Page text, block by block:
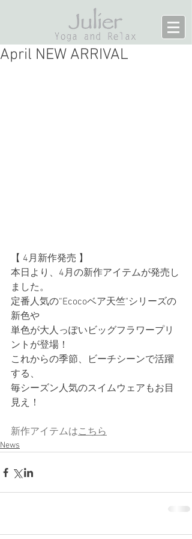
April NEW ARRIVAL
【 4月新作発売 】
本日より、4月の新作アイテムが発売し
ました。
定番人気の“Ecocoベア天竺"シリーズの
新色や
単色が大人っぽいビッグフラワープリ
ントが登場！
これからの季節、ビーチシーンで活躍
する、
毎シーズン人気のスイムウェアもお目
見え！
新作アイテムはこちら
News